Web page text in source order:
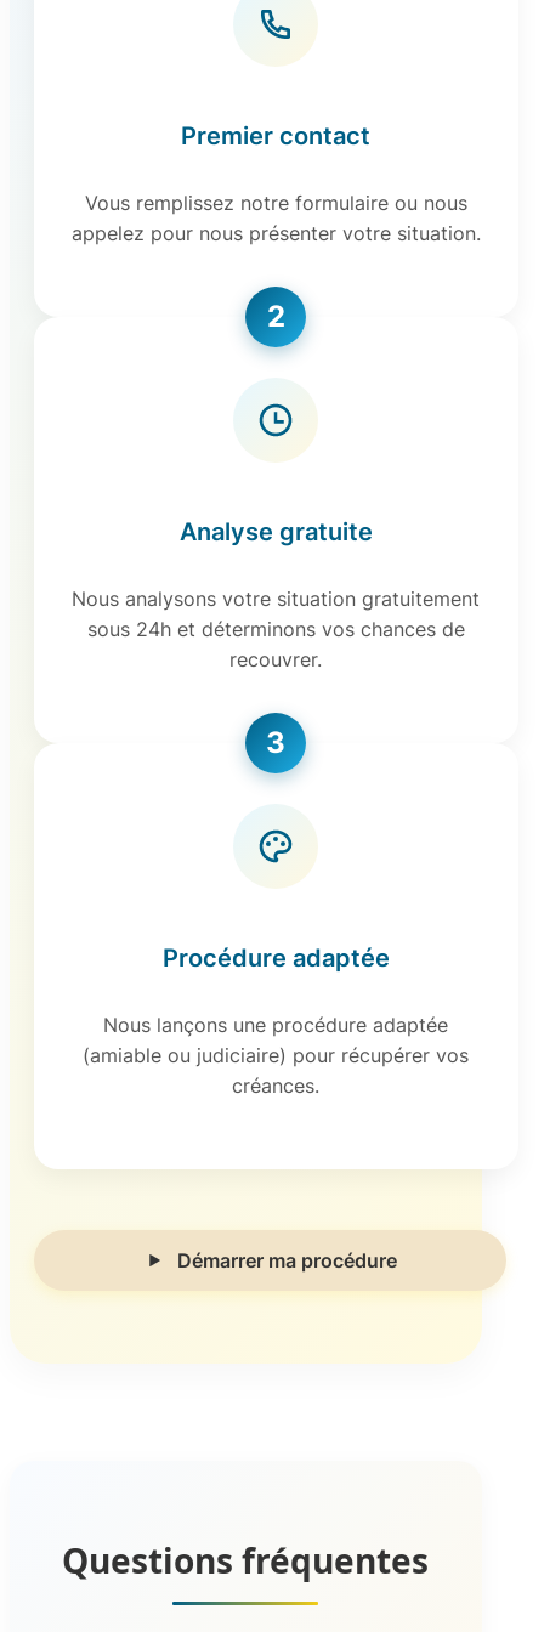
Premier contact
Vous remplissez notre formulaire ou nous
appelez pour nous présenter votre situation.
2
Analyse gratuite
Nous analysons votre situation gratuitement
sous 24h et déterminons vos chances de
recouvrer.
3
Procédure adaptée
Nous lançons une procédure adaptée
(amiable ou judiciaire) pour récupérer vos
créances.
Démarrer ma procédure
Questions fréquentes